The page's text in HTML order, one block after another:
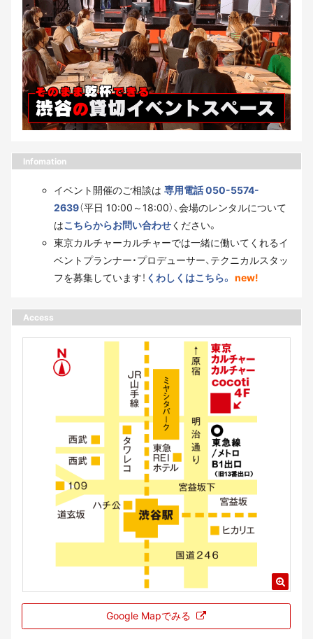
Infomation
イベント開催のご相談は 専用電話 050-5574-
2639（平日 10:00～18:00）、会場のレンタルについて
はこちらからお問い合わせください。
東京カルチャーカルチャーでは一緒に働いてくれるイ
ベントプランナー・プロデューサー、テクニカルスタッ
フを募集しています！ くわしくはこちら。 new!
Access
Google Mapでみる